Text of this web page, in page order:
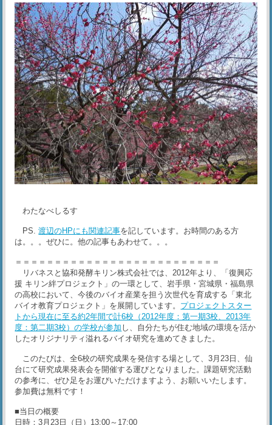
わたなべしるす
PS.渡辺のHPにも関連記事を記しています。お時間のある方
は。。。ぜひに。他の記事もあわせて。。。
＝＝＝＝＝＝＝＝＝＝＝＝＝＝＝＝＝＝＝＝＝＝＝＝＝＝
リバネスと協和発酵キリン株式会社では、2012年より、「復興応
援 キリン絆プロジェクト」の一環として、岩手県・宮城県・福島県
の高校において、今後のバイオ産業を担う次世代を育成する「東北
バイオ教育プロジェクト」を展開しています。 プロジェクトスター
トから現在に至る約2年間で計6校（2012年度：第一期3校、2013年
度：第二期3校）の学校が参加 し、自分たちが住む地域の環境を活か
したオリジナリティ溢れるバイオ研究を進めてきました。
このたびは、全6校の研究成果を発信する場として、3月23日、仙
台にて研究成果発表会を開催する運びとなりました。課題研究活動
の参考に、ぜひ足をお運びいただけますよう、お願いいたします。
参加費は無料です！
■当日の概要
日時：3月23日（日）13:00～17:00